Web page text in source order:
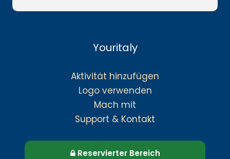
Youritaly
Aktivität hinzufügen
Logo verwenden
Mach mit
Support & Kontakt
Reservierter Bereich